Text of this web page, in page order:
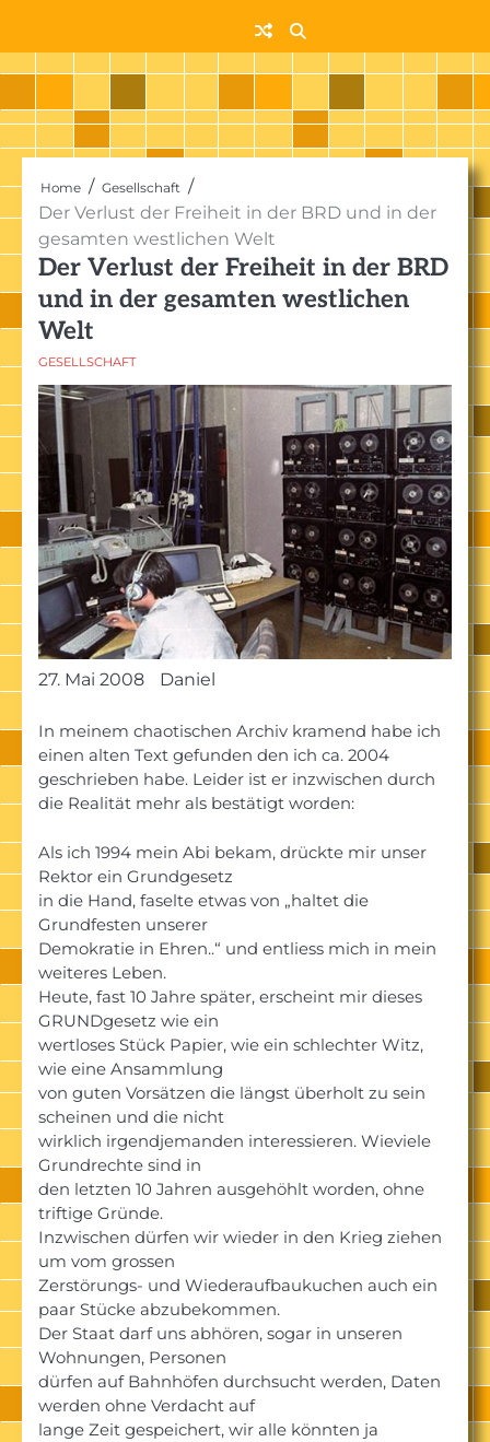
Home Gesellschaft
Der Verlust der Freiheit in der BRD und in der
gesamten westlichen Welt
Der Verlust der Freiheit in der BRD
und in der gesamten westlichen
Welt
GESELLSCHAFT
27. Mai 2008 Daniel
In meinem chaotischen Archiv kramend habe ich
einen alten Text gefunden den ich ca. 2004
geschrieben habe. Leider ist er inzwischen durch
die Realität mehr als bestätigt worden:
Als ich 1994 mein Abi bekam, drückte mir unser
Rektor ein Grundgesetz
in die Hand, faselte etwas von „haltet die
Grundfesten unserer
Demokratie in Ehren..“ und entliess mich in mein
weiteres Leben.
Heute, fast 10 Jahre später, erscheint mir dieses
GRUNDgesetz wie ein
wertloses Stück Papier, wie ein schlechter Witz,
wie eine Ansammlung
von guten Vorsätzen die längst überholt zu sein
scheinen und die nicht
wirklich irgendjemanden interessieren. Wieviele
Grundrechte sind in
den letzten 10 Jahren ausgehöhlt worden, ohne
triftige Gründe.
Inzwischen dürfen wir wieder in den Krieg ziehen
um vom grossen
Zerstörungs- und Wiederaufbaukuchen auch ein
paar Stücke abzubekommen.
Der Staat darf uns abhören, sogar in unseren
Wohnungen, Personen
dürfen auf Bahnhöfen durchsucht werden, Daten
werden ohne Verdacht auf
lange Zeit gespeichert, wir alle könnten ja